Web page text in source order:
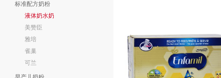
标准配方奶粉
液体奶水奶
美赞臣
雅培
雀巢
可兰